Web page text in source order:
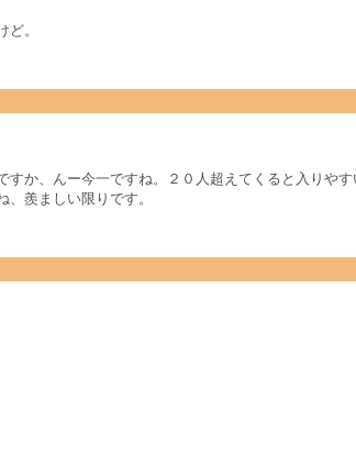
。
か、んー今一ですね。２０人超えてくると入りや
羨ましい限りです。